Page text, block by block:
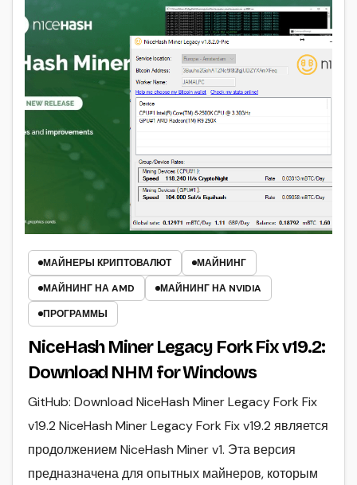
МАЙНЕРЫ КРИПТОВАЛЮТ
МАЙНИНГ
МАЙНИНГ НА AMD
МАЙНИНГ НА NVIDIA
ПРОГРАММЫ
NiceHash Miner Legacy Fork Fix v19.2:
Download NHM for Windows
GitHub: Download NiceHash Miner Legacy Fork Fix
v19.2 NiceHash Miner Legacy Fork Fix v19.2 является
продолжением NiceHash Miner v1. Эта версия
предназначена для опытных майнеров, которым